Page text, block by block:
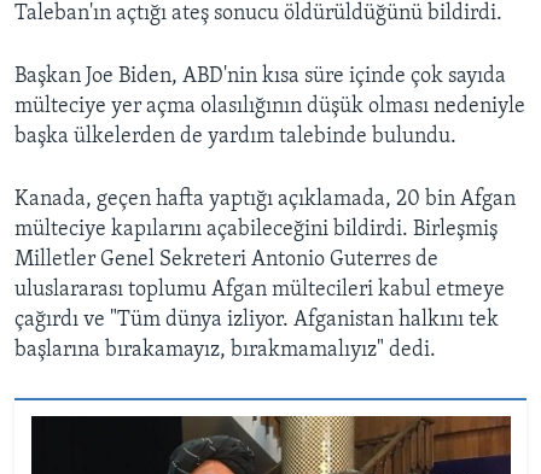
Taleban'ın açtığı ateş sonucu öldürüldüğünü bildirdi.
Başkan Joe Biden, ABD'nin kısa süre içinde çok sayıda
mülteciye yer açma olasılığının düşük olması nedeniyle
başka ülkelerden de yardım talebinde bulundu.
Kanada, geçen hafta yaptığı açıklamada, 20 bin Afgan
mülteciye kapılarını açabileceğini bildirdi. Birleşmiş
Milletler Genel Sekreteri Antonio Guterres de
uluslararası toplumu Afgan mültecileri kabul etmeye
çağırdı ve "Tüm dünya izliyor. Afganistan halkını tek
başlarına bırakamayız, bırakmamalıyız" dedi.